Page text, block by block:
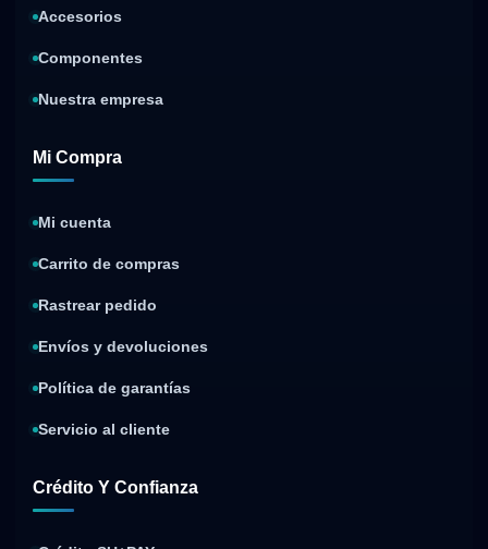
Accesorios
Componentes
Nuestra empresa
Mi Compra
Mi cuenta
Carrito de compras
Rastrear pedido
Envíos y devoluciones
Política de garantías
Servicio al cliente
Crédito Y Confianza